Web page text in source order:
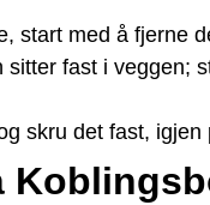
start med å fjerne
sitter fast i veggen;
skru det fast,